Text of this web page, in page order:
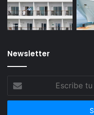
Newsletter
correo